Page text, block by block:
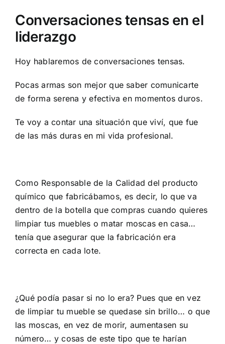
Conversaciones tensas en el
liderazgo
Hoy hablaremos de conversaciones tensas.
Pocas armas son mejor que saber comunicarte
de forma serena y efectiva en momentos duros.
Te voy a contar una situación que viví, que fue
de las más duras en mi vida profesional.
Como Responsable de la Calidad del producto
químico que fabricábamos, es decir, lo que va
dentro de la botella que compras cuando quieres
limpiar tus muebles o matar moscas en casa…
tenía que asegurar que la fabricación era
correcta en cada lote.
¿Qué podía pasar si no lo era? Pues que en vez
de limpiar tu mueble se quedase sin brillo… o que
las moscas, en vez de morir, aumentasen su
número… y cosas de este tipo que te harían